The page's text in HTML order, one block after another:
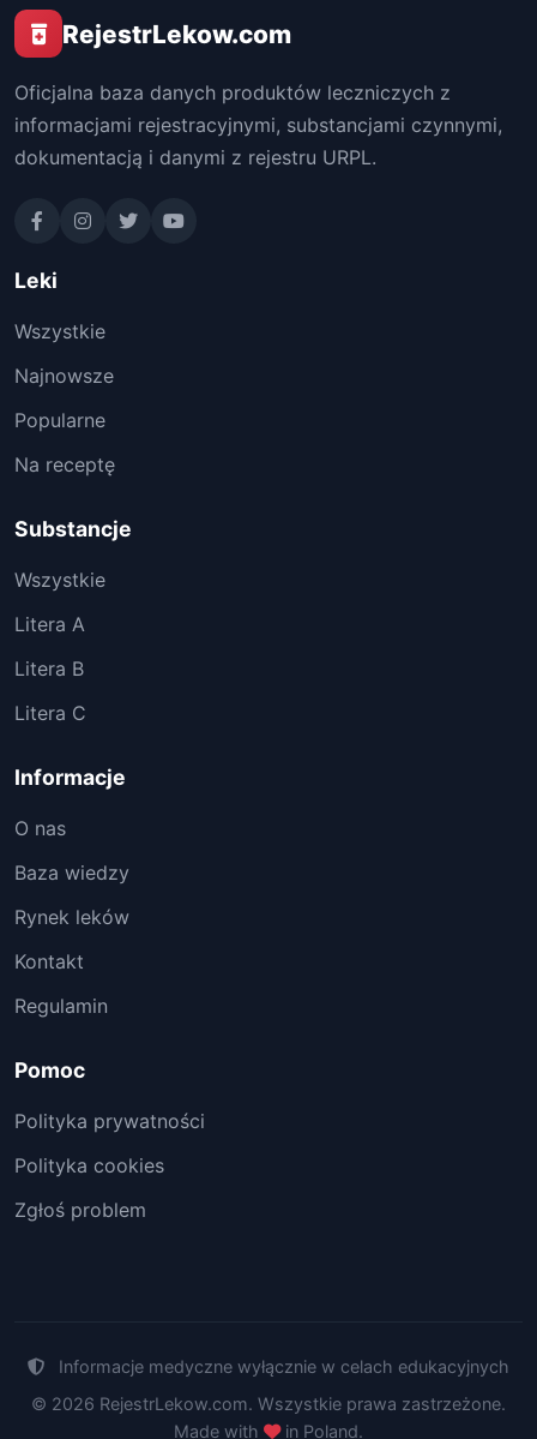
RejestrLekow.com
Oficjalna baza danych produktów leczniczych z
informacjami rejestracyjnymi, substancjami czynnymi,
dokumentacją i danymi z rejestru URPL.
Leki
Wszystkie
Najnowsze
Popularne
Na receptę
Substancje
Wszystkie
Litera A
Litera B
Litera C
Informacje
O nas
Baza wiedzy
Rynek leków
Kontakt
Regulamin
Pomoc
Polityka prywatności
Polityka cookies
Zgłoś problem
Informacje medyczne wyłącznie w celach edukacyjnych
© 2026 RejestrLekow.com. Wszystkie prawa zastrzeżone.
Made with
in Poland.